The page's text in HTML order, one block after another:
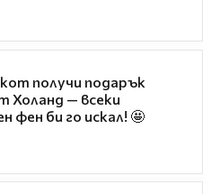
получи подарък
Холанд — всеки
фен би го искал! 🤩